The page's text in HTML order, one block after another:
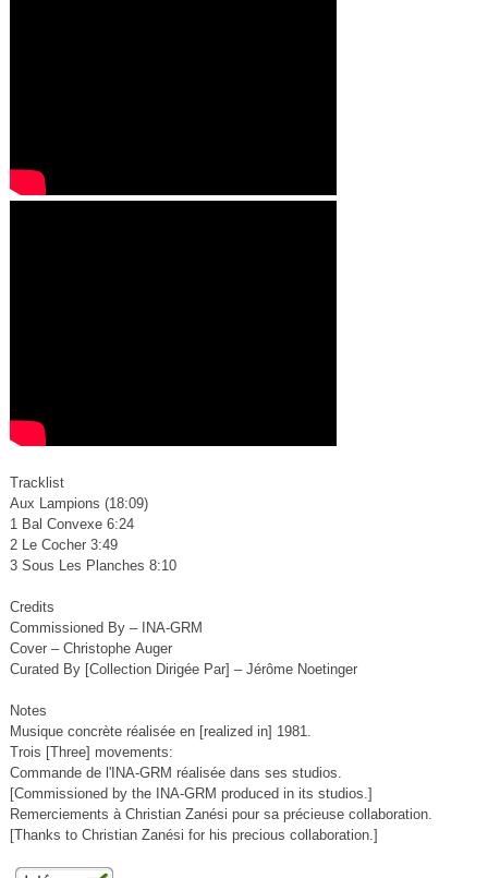
Tracklist
Aux Lampions (18:09)
1 Bal Convexe 6:24
2 Le Cocher 3:49
3 Sous Les Planches 8:10
Credits
Commissioned By – INA-GRM
Cover – Christophe Auger
Curated By [Collection Dirigée Par] – Jérôme Noetinger
Notes
Musique concrète réalisée en [realized in] 1981.
Trois [Three] movements:
Commande de l'INA-GRM réalisée dans ses studios.
[Commissioned by the INA-GRM produced in its studios.]
Remerciements à Christian Zanési pour sa précieuse collaboration.
[Thanks to Christian Zanési for his precious collaboration.]